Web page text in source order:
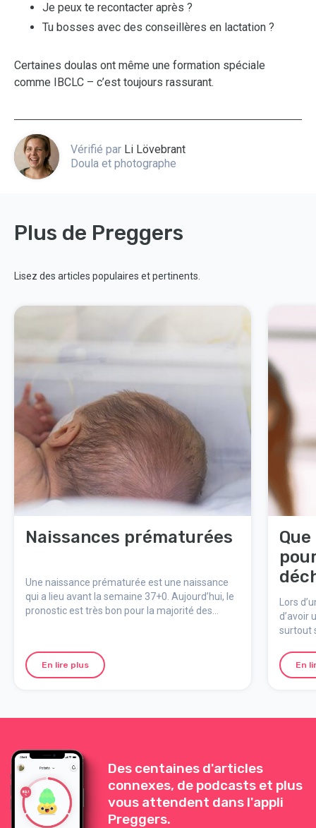
Je peux te recontacter après ?
Tu bosses avec des conseillères en lactation ?
Certaines doulas ont même une formation spéciale
comme IBCLC – c’est toujours rassurant.
Vérifié par Li Lövebrant
Doula et photographe
Plus de Preggers
Lisez des articles populaires et pertinents.
Naissances prématurées
Une naissance prématurée est une naissance
qui a lieu avant la semaine 37+0. Aujourd’hui, le
pronostic est très bon pour la majorité des
En lire plus
Lors
d’avoir
surtout
à poser
sages-
En
Des centaines d'articles
connexes, de podcasts et plus
vous attendent dans l'appli
Preggers.